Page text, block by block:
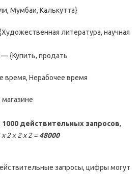
Мумбаи, Калькутта}
литература, научная
— {Купить, продать
время, Нерабочее время
1000 действительных запросов,
x 2 x 2 x 2 =48000
запросы, цифры могут